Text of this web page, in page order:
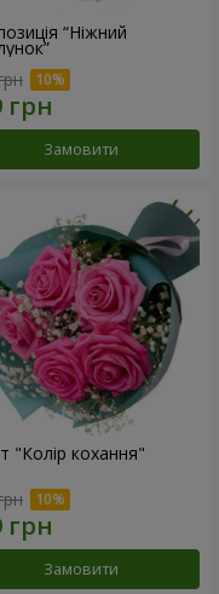
“Ніжний
Замовити
"Колір кохання"
Замовити